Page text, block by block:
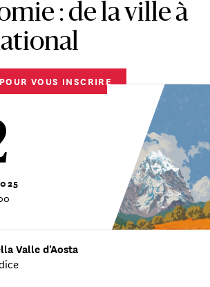
: de la ville à
VOUS INSCRIRE
Valle d'Aosta